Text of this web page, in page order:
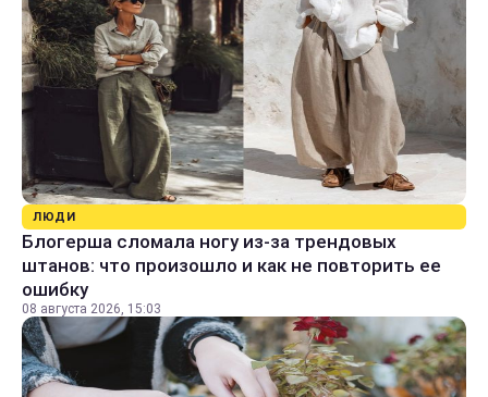
ЛЮДИ
Блогерша сломала ногу из-за трендовых
штанов: что произошло и как не повторить ее
ошибку
08 августа 2026, 15:03